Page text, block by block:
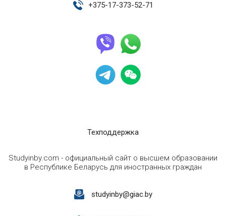
+375-17-373-52-71
Техподдержка
Studyinby.com - официальный сайт о высшем образовании
в Республике Беларусь для иностранных граждан
studyinby@giac.by